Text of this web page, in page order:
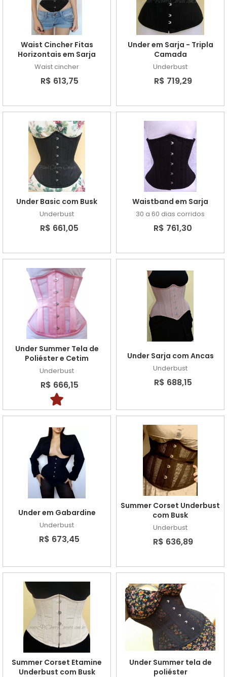
Waist Cincher Fitas
Horizontais em Sarja
Waist cincher
R$ 613,75
Under em Sarja - Tripla
Camada
Underbust
R$ 719,29
Under Basic com Busk
Underbust
R$ 661,05
Waistband em Sarja
30 a 60 dias corridos
R$ 761,30
Under Summer Tela de
Poliéster e Cetim
Underbust
R$ 666,15
Under Sarja com Ancas
Underbust
R$ 688,15
Under em Gabardine
Underbust
R$ 673,45
Summer Corset Underbust
com Busk
Underbust
R$ 636,89
Summer Corset Etamine
Underbust com Busk
Under Summer tela de
poliéster